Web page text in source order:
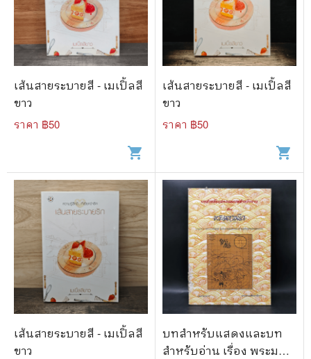
เส้นสายระบายสี - เมเปิ้ลสี
ขาว
ราคา ฿50
shopping_cart
เส้นสายระบายสี - เมเปิ้ลสี
ขาว
ราคา ฿50
shopping_cart
เส้นสายระบายสี - เมเปิ้ลสี
ขาว
บทสำหรับแสดงและบท
สำหรับอ่าน เรื่อง พระมหา